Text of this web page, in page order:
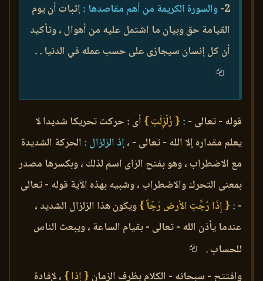
2- والسورة الكريمة من أهم مقاصدها :إثبات أن يوم
القيامة حق وبيان ما اشتمل عليه من أهوال ، وتأكيد
أن كل إنسان سيجازى على حسب عمله في الدنيا . .
قوله - تعالى - : { زُلْزِلَتِ } أى : حركت تحريكا شديدا لا
يعلم مقداره إلا الله - تعالى - ،إذ الزلزال : الحركة الشديدة
مع الاضطراب ، وهو بفتح الزاى اسم لذلك ، وبكسرها مصدر
بمعنى التحرك والاضطراب ، وشبيه بهذه الآية قوله - تعالى
-
: { إِذَا رُجَّتِ الأرض رَجّاً }ويكون هذا الزلزال الشديد ،
عندما يأذن الله - تعالى - بقيام الساعة ، ويبعث الناس
للحساب .
وافتتح - سبحانه - الكلام بظرف الزمان { إذا } ، لإِفادة